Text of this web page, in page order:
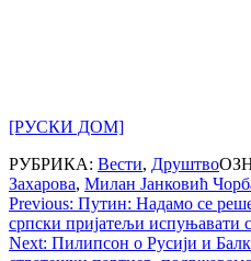
[РУСКИ ДОМ]
РУБРИКА: Вести, Друштво
Захарова, Милан Јанковић
Post
navigation
Previous: Путин: Надамо се
српски пријатељи испуњавати
Next: Пилипсон о Русији и